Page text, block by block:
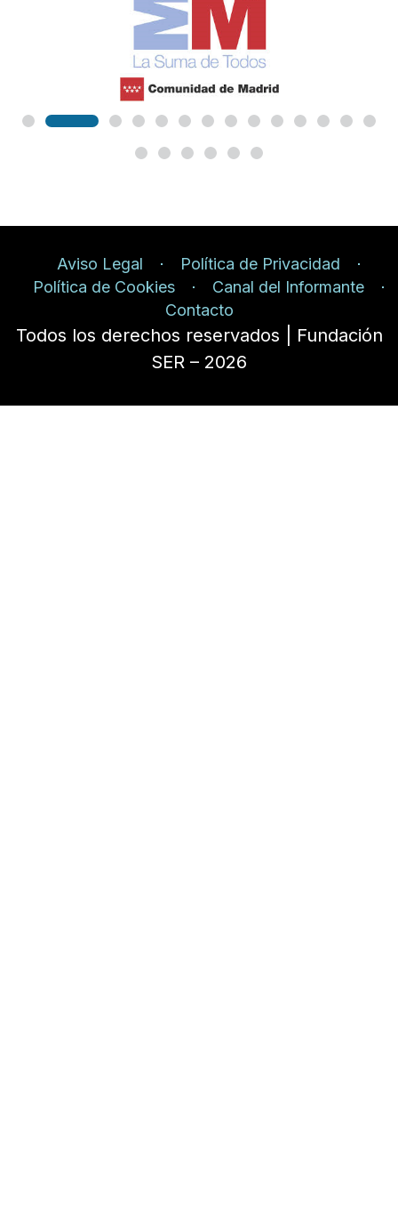
Aviso Legal
Política de Privacidad
Política de Cookies
Canal del Informante
Contacto
Todos los derechos reservados | Fundación
SER – 2026